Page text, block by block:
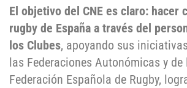
El objetivo del CNE es claro: hacer
rugby de España a través del
los Clubes, apoyando sus
las Federaciones Autonómicas y de
Federación Española de Rugby,